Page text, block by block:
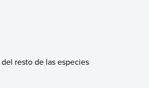
resto de las especies